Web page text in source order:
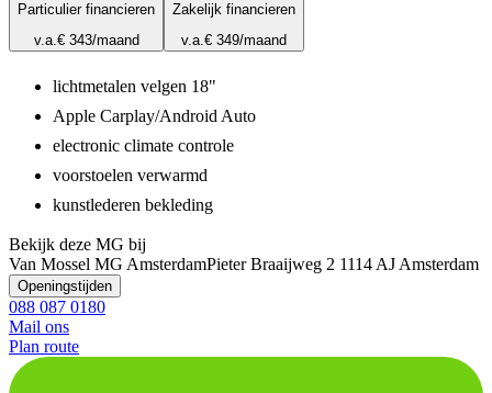
Particulier financieren
v.a.€ 343/maand
Zakelijk financieren
v.a.€ 349/maand
lichtmetalen velgen 18"
Apple Carplay/Android Auto
electronic climate controle
voorstoelen verwarmd
kunstlederen bekleding
Bekijk deze MG bij
Van Mossel MG AmsterdamPieter Braaijweg 2 1114 AJ Amsterdam
Openingstijden
088 087 0180
Mail ons
Plan route